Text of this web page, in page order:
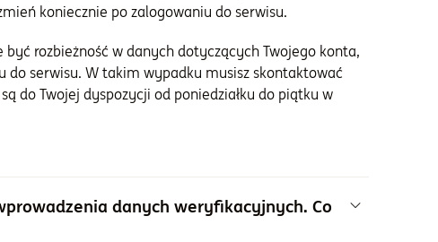
koniecznie po zalogowaniu do serwisu.
rozbieżność w danych dotyczących Twojego konta,
serwisu. W takim wypadku musisz skontaktować
do Twojej dyspozycji od poniedziałku do piątku w
danych weryfikacyjnych. Co